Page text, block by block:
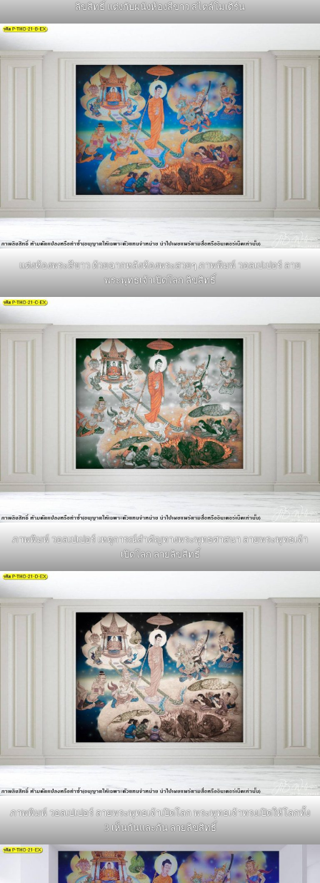
ลิขสิทธิ์ แต่งกับผนังห้องสีขาว สไตล์โมเดิร์น
แต่งห้องพระสีขาว ด้วยฉากหลังห้องพระสวยๆ ภาพพิมพ์ วอลเปเปอร์ ลาย
พระพุทธเจ้าเปิดโลก ลิขสิทธิ์
ภาพพิมพ์ วอลเปเปอร์ เหตุการณ์สำคัญทางพระพุทธศาสนา ลายพระพุทธเจ้า
เปิดโลก ลายลิขสิทธิ์
ภาพพิมพ์ วอลเปเปอร์ ลายพระพุทธเจ้าเปิดโลก พระพุทธเจ้าทรงเปิดให้โลกทั้ง
3 เห็นกันและกัน ลายลิขสิทธิ์